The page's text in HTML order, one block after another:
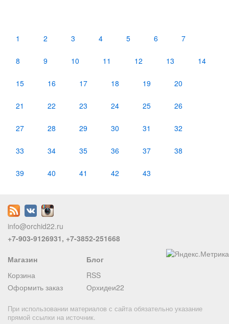
1 2 3 4 5 6 7
8 9 10 11 12 13 14
15 16 17 18 19 20
21 22 23 24 25 26
27 28 29 30 31 32
33 34 35 36 37 38
39 40 41 42 43
info@orchid22.ru
+7-903-9126931, +7-3852-251668
Магазин
Корзина
Оформить заказ
Блог
RSS
Орхидеи22
При использовании материалов с сайта обязательно указание
прямой ссылки на источник.